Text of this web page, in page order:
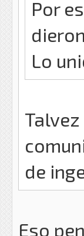
Por
Lo
de
Eso